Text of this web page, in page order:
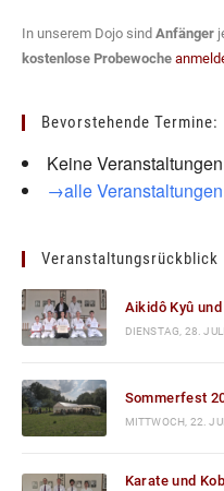
In unserem Dojo sind Anfänger
kostenlose Probewoche
Bevorstehende Termine:
Keine Veranstaltungen
→alle
Veranstaltungsrückblick
Aikidô Kyû
DIENSTAG, 28.
Sommerfest
MITTWOCH, 22.
Karate und